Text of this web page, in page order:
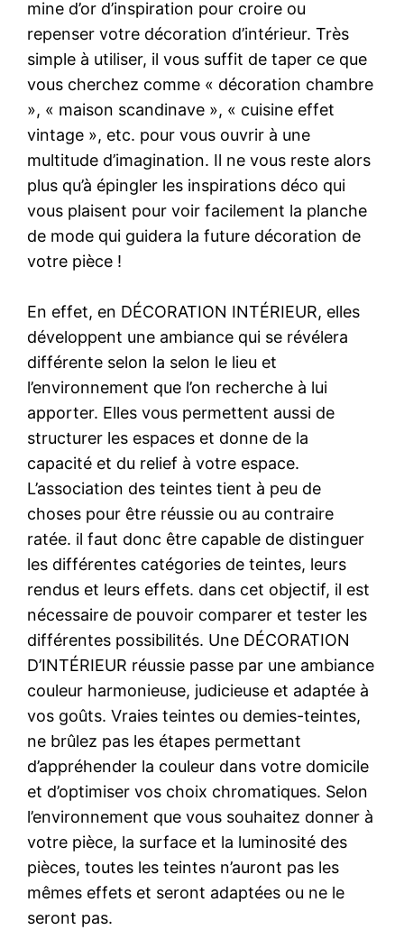
mine d’or d’inspiration pour croire ou
repenser votre décoration d’intérieur. Très
simple à utiliser, il vous suffit de taper ce que
vous cherchez comme « décoration chambre
», « maison scandinave », « cuisine effet
vintage », etc. pour vous ouvrir à une
multitude d’imagination. Il ne vous reste alors
plus qu’à épingler les inspirations déco qui
vous plaisent pour voir facilement la planche
de mode qui guidera la future décoration de
votre pièce !
En effet, en DÉCORATION INTÉRIEUR, elles
développent une ambiance qui se révélera
différente selon la selon le lieu et
l’environnement que l’on recherche à lui
apporter. Elles vous permettent aussi de
structurer les espaces et donne de la
capacité et du relief à votre espace.
L’association des teintes tient à peu de
choses pour être réussie ou au contraire
ratée. il faut donc être capable de distinguer
les différentes catégories de teintes, leurs
rendus et leurs effets. dans cet objectif, il est
nécessaire de pouvoir comparer et tester les
différentes possibilités. Une DÉCORATION
D’INTÉRIEUR réussie passe par une ambiance
couleur harmonieuse, judicieuse et adaptée à
vos goûts. Vraies teintes ou demies-teintes,
ne brûlez pas les étapes permettant
d’appréhender la couleur dans votre domicile
et d’optimiser vos choix chromatiques. Selon
l’environnement que vous souhaitez donner à
votre pièce, la surface et la luminosité des
pièces, toutes les teintes n’auront pas les
mêmes effets et seront adaptées ou ne le
seront pas.